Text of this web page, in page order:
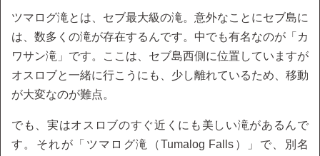
ツマログ滝とは、セブ最大級の滝。意外なことにセブ島に
は、数多くの滝が存在するんです。中でも有名なのが「カ
ワサン滝」です。ここは、セブ島西側に位置していますが
オスロブと一緒に行こうにも、少し離れているため、移動
が大変なのが難点。
でも、実はオスロブのすぐ近くにも美しい滝があるんで
す。それが「ツマログ滝（Tumalog Falls）」で、別名